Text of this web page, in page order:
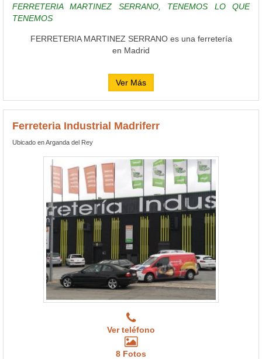
FERRETERIA MARTINEZ SERRANO, TENEMOS LO QUE
TENEMOS
FERRETERIA MARTINEZ SERRANO es una ferretería
en Madrid
Ver Más
Ferreteria Industrial Madriferr
Ubicado en Arganda del Rey
Ver teléfono
8 Fotos